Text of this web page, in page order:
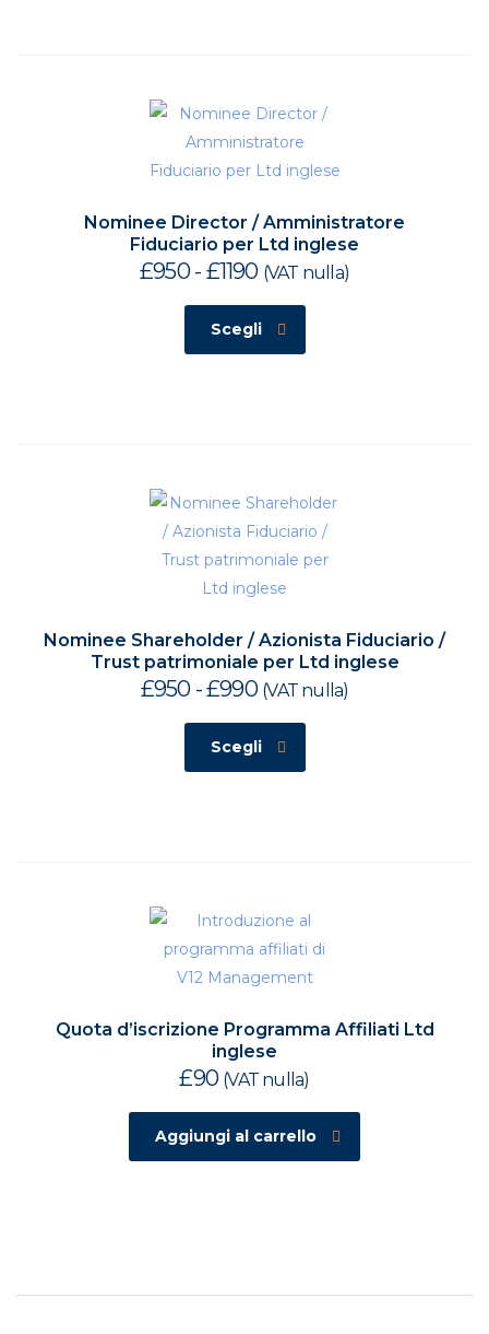
Nominee Director / Amministratore
Fiduciario per Ltd inglese
£950 - £1190Fascia
di
prezzo:
da
(VAT nulla)
Scegli
Nominee Shareholder / Azionista Fiduciario /
Trust patrimoniale per Ltd inglese
£950 -£990Fascia
di
prezzo:
da
(VAT nulla)
Scegli
Quota d’iscrizione Programma Affiliati Ltd
inglese
£90 (VAT nulla)
Aggiungi al carrello